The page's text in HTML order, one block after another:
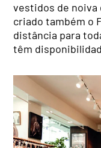
vestidos de noiva
criado também o
distância para
têm